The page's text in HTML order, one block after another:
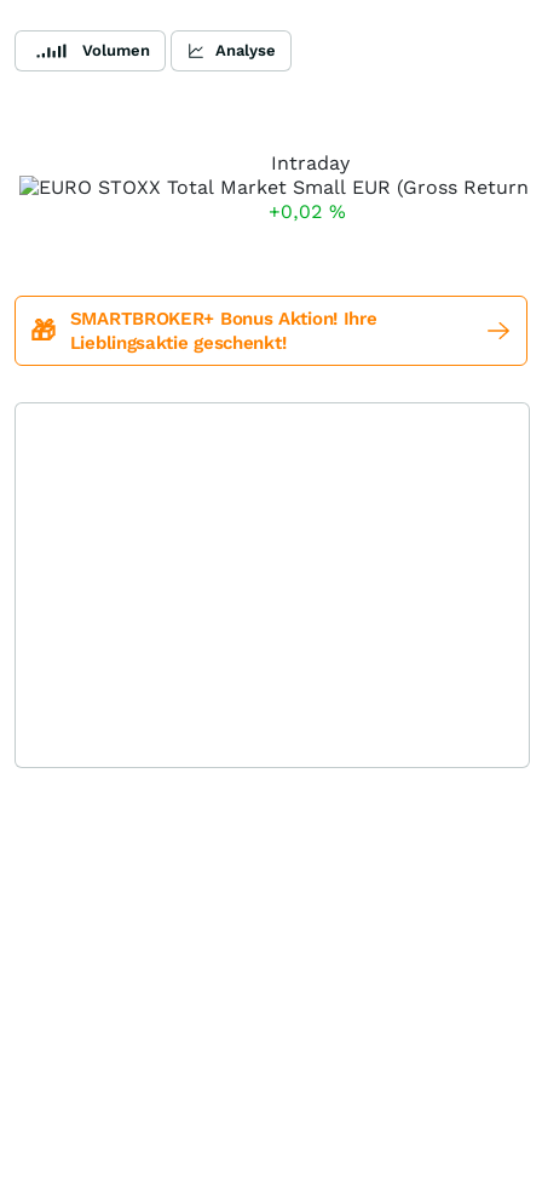
Volumen Analyse
Intraday
+0,02 %
🎁
SMARTBROKER+ Bonus Aktion! Ihre
Lieblingsaktie geschenkt!